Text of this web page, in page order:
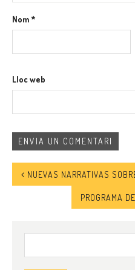
Nom*
Lloc web
NUEVAS NARRATIVAS SOBRE LOS MOVIMIENTOS DE